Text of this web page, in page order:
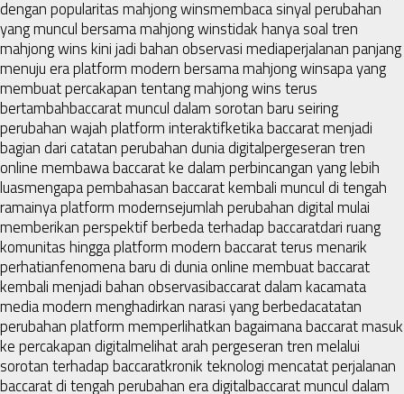
dengan popularitas mahjong winsmembaca sinyal perubahan
yang muncul bersama mahjong winstidak hanya soal tren
mahjong wins kini jadi bahan observasi mediaperjalanan panjang
menuju era platform modern bersama mahjong winsapa yang
membuat percakapan tentang mahjong wins terus
bertambahbaccarat muncul dalam sorotan baru seiring
perubahan wajah platform interaktifketika baccarat menjadi
bagian dari catatan perubahan dunia digitalpergeseran tren
online membawa baccarat ke dalam perbincangan yang lebih
luasmengapa pembahasan baccarat kembali muncul di tengah
ramainya platform modernsejumlah perubahan digital mulai
memberikan perspektif berbeda terhadap baccaratdari ruang
komunitas hingga platform modern baccarat terus menarik
perhatianfenomena baru di dunia online membuat baccarat
kembali menjadi bahan observasibaccarat dalam kacamata
media modern menghadirkan narasi yang berbedacatatan
perubahan platform memperlihatkan bagaimana baccarat masuk
ke percakapan digitalmelihat arah pergeseran tren melalui
sorotan terhadap baccaratkronik teknologi mencatat perjalanan
baccarat di tengah perubahan era digitalbaccarat muncul dalam